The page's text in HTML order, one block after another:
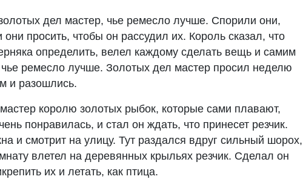
дел мастер, чье ремесло лучше. Спорили они,
просить, чтобы он рассудил их. Король сказал, что
определить, велел каждому сделать вещь и самим
чье ремесло лучше. Золотых дел мастер просил неделю
и разошлись.
королю золотых рыбок, которые сами плавают,
понравилась, и стал он ждать, что принесет резчик.
и смотрит на улицу. Тут раздался вдруг сильный шорох,
влетел на деревянных крыльях резчик. Сделал он
их и летать, как птица.